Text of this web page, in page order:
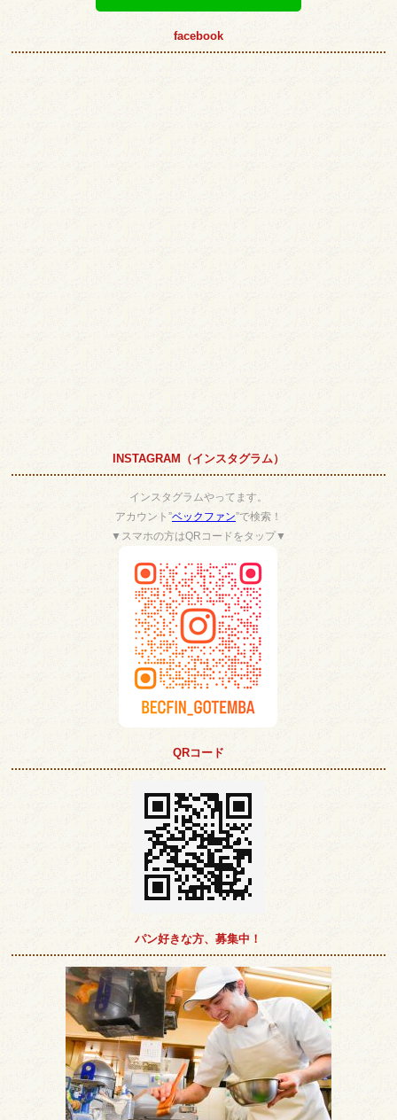
facebook
INSTAGRAM（インスタグラム）
インスタグラムやってます。
アカウント”ベックファン”で検索！
▼スマホの方はQRコードをタップ▼
QRコード
パン好きな方、募集中！